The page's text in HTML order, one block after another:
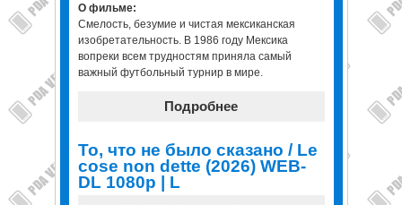
О фильме:
Смелость, безумие и чистая мексиканская
изобретательность. В 1986 году Мексика
вопреки всем трудностям приняла самый
важный футбольный турнир в мире.
Подробнее
То, что не было сказано / Le
cose non dette (2026) WEB-
DL 1080p | L